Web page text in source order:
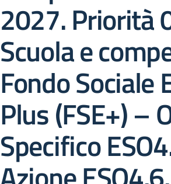
2027. Priorità
Scuola e
Fondo Sociale
Plus (FSE+) –
Specifico